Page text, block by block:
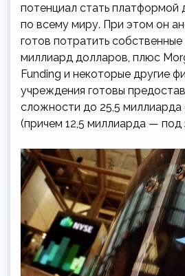
потенциал стать платформой
по всему миру. При этом он
готов потратить собственные
миллиард долларов, плюс
Funding и некоторые другие
учреждения готовы
сложности до 25,5 миллиарда
(причем 12,5 миллиарда — под